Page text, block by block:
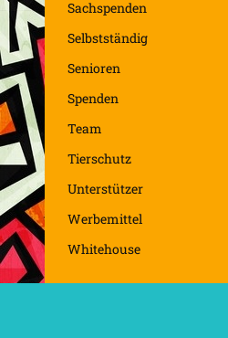
Sachspenden
Selbstständig
Senioren
Spenden
Team
Tierschutz
Unterstützer
Werbemittel
Whitehouse